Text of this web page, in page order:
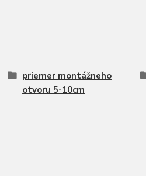
priemer montážneho
otvoru 5-10cm